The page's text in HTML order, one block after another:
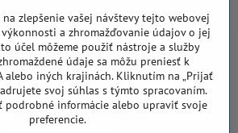
zlepšenie vašej návštevy tejto webovej
a zhromažďovanie údajov o jej
účel môžeme použiť nástroje a služby
údaje sa môžu preniesť k
alebo iných krajinách. Kliknutím na „Prijať
svoj súhlas s týmto spracovaním.
podrobné informácie alebo upraviť svoje
preferencie.